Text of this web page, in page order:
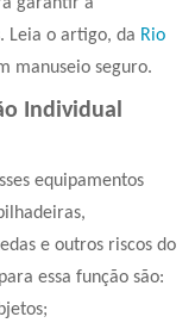
garantir a
Leia o artigo, da Rio
manuseio seguro.
Individual
equipamentos
e outros riscos do
essa função são: